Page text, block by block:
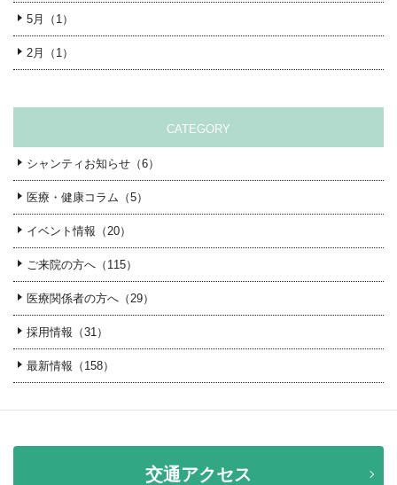
5月（1）
2月（1）
CATEGORY
シャンティお知らせ（6）
医療・健康コラム（5）
イベント情報（20）
ご来院の方へ（115）
医療関係者の方へ（29）
採用情報（31）
最新情報（158）
交通アクセス